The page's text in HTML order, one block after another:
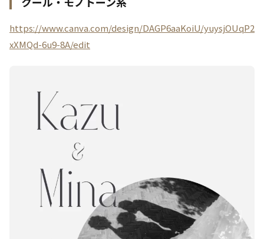
https://www.canva.com/design/DAGP6aaKoiU/yuysjOUqP2
xXMQd-6u9-8A/edit